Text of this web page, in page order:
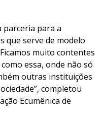
parceria para a
que serve de modelo
muito contentes
essa, onde não só
outras instituições
completou
Ecumênica de